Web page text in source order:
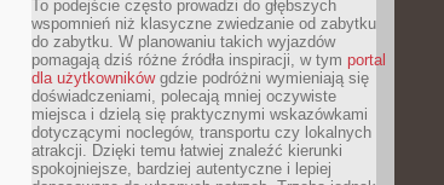
To podejście często prowadzi do głębszych
wspomnień niż klasyczne zwiedzanie od zabytku
do zabytku. W planowaniu takich wyjazdów
pomagają dziś różne źródła inspiracji, w tym portal
dla użytkownikówgdzie podróżni wymieniają się
doświadczeniami, polecają mniej oczywiste
miejsca i dzielą się praktycznymi wskazówkami
dotyczącymi noclegów, transportu czy lokalnych
atrakcji. Dzięki temu łatwiej znaleźć kierunki
spokojniejsze, bardziej autentyczne i lepiej